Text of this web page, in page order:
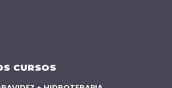
CURSOS